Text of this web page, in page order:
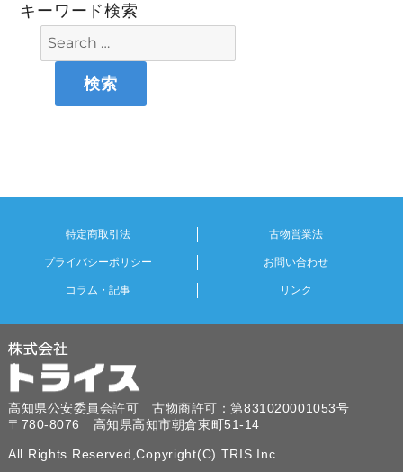
キーワード検索
特定商取引法 古物営業法
プライバシーポリシー お問い合わせ
コラム・記事 リンク
高知県公安委員会許可 古物商許可：第831020001053号
〒780-8076 高知県高知市朝倉東町51-14
All Rights Reserved,Copyright(C) TRIS.Inc.